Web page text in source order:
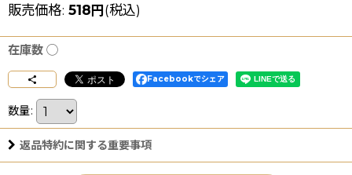
販売価格: 518円(税込)
在庫数 ◯
Facebookでシェア
数量:
返品特約に関する重要事項